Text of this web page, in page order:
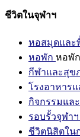
ชีวิตในจุฬาฯ
หอสมุดและ
หอพัก หอพัก
กีฬาและสุข
โรงอาหารแ
กิจกรรมแล
รอบรั้วจุฬาฯ
ชีวิตนิสิตใน